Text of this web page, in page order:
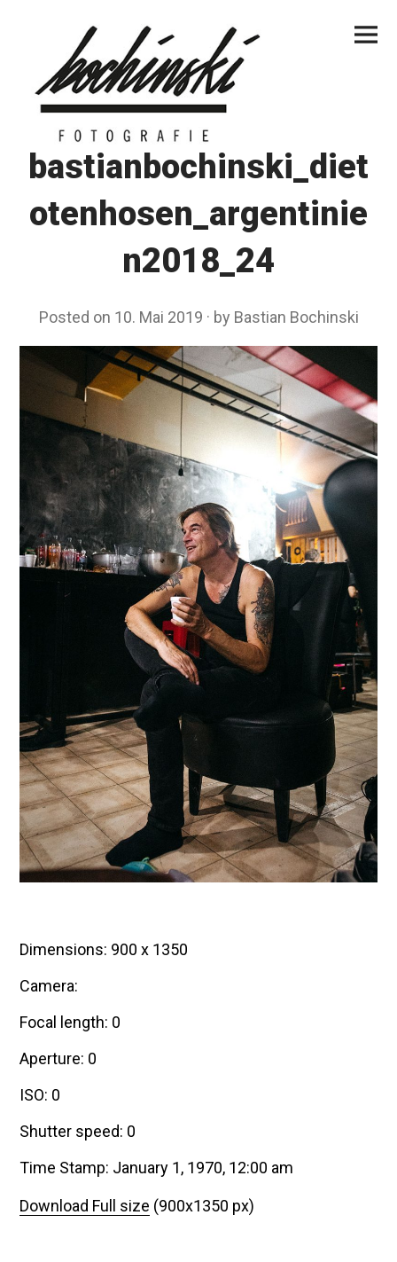
Menu
bastianbochinski_diet
otenhosen_argentinie
n2018_24
Posted on 10. Mai 2019 by Bastian Bochinski
Dimensions: 900 x 1350
Camera:
Focal length: 0
Aperture: 0
ISO: 0
Shutter speed: 0
Time Stamp: January 1, 1970, 12:00 am
Download Full size (900x1350 px)